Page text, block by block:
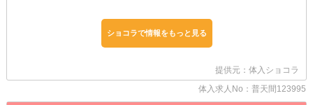
その日の気分に合わせてお好きなコーデで出勤してください♥
事前準備や初期費用がかからないのもウレシイPOINTですね◎
つまり…お酒が苦手／そもそも飲めない子も安心の環境♥
《ノンアル接客》でも問題ないので、気軽に活用してみましょう♪
万が一の場合はスタッフがフォローするためご心配いりません◎
ショコラで情報をもっと見る
提供元：体入ショコラ
体入求人No：普天間123995